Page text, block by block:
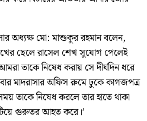
অধ্যক্ষ মো: মাশুকুর রহমান বলেন,
ছেলে রাসেল শেখ সুযোগ পেলেই
তাকে নিষেধ করায় সে দীর্ঘদিন ধরে
মাদরাসার অফিস রুমে ঢুকে কাগজপত্র
তাকে নিষেধ করলে তার হাতে থাকা
গুরুতর আহত করে।’